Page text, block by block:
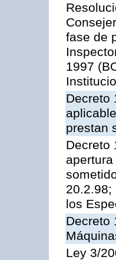
fase de
1997
Decreto
prestan
Decreto
20.2.98;
los
Decreto
Ley 3/